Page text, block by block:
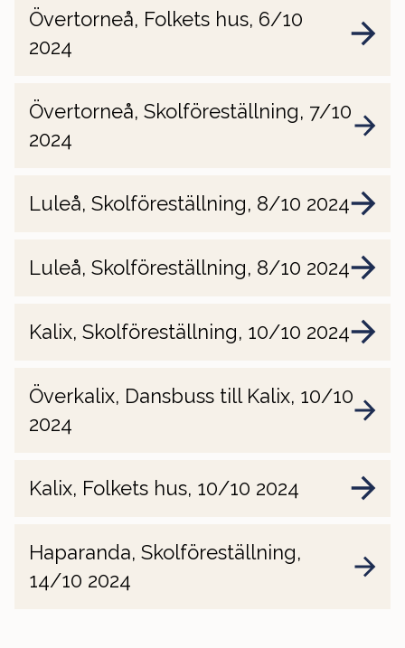
Övertorneå, Folkets hus, 6/10
2024
Övertorneå, Skolföreställning, 7/10
2024
Luleå, Skolföreställning, 8/10 2024
Luleå, Skolföreställning, 8/10 2024
Kalix, Skolföreställning, 10/10 2024
Överkalix, Dansbuss till Kalix, 10/10
2024
Kalix, Folkets hus, 10/10 2024
Haparanda, Skolföreställning,
14/10 2024